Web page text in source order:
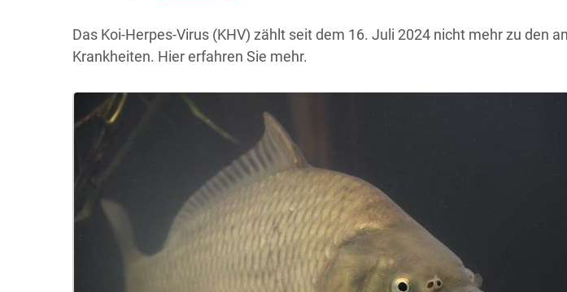
Das Koi-Herpes-Virus (KHV) zählt seit dem 16. Juli 2024 nicht mehr zu den
Krankheiten. Hier erfahren Sie mehr.